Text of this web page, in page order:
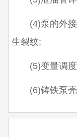
(4)泵的外接
生裂纹;
(5)变量调度
(6)铸铁泵壳